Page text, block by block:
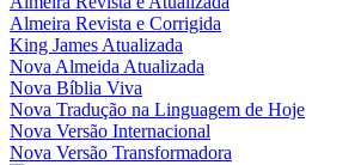
Almeira Revista e Corrigida
King James Atualizada
Nova Almeida Atualizada
Nova Bíblia Viva
Nova Tradução na Linguagem de Hoje
Nova Versão Internacional
Nova Versão Transformadora